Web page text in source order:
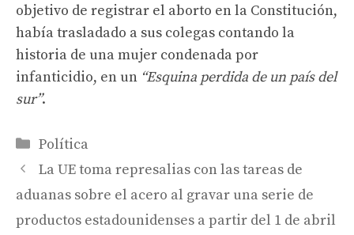
objetivo de registrar el aborto en la Constitución,
había trasladado a sus colegas contando la
historia de una mujer condenada por
infanticidio, en un “Esquina perdida de un país del
sur”.
Categorías
Política
La UE toma represalias con las tareas de
aduanas sobre el acero al gravar una serie de
productos estadounidenses a partir del 1 de abril